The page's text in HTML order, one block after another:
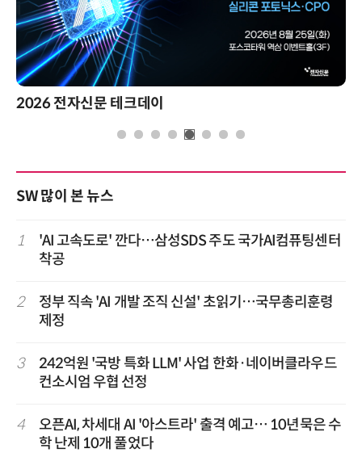
SW 많이 본 뉴스
1
'AI 고속도로' 깐다…삼성SDS 주도 국가AI컴퓨팅센터
착공
2
정부 직속 'AI 개발 조직 신설' 초읽기…국무총리훈령
제정
3
242억원 '국방 특화 LLM' 사업 한화·네이버클라우드
컨소시엄 우협 선정
4
오픈AI, 차세대 AI '아스트라' 출격 예고… 10년묵은 수
학 난제 10개 풀었다